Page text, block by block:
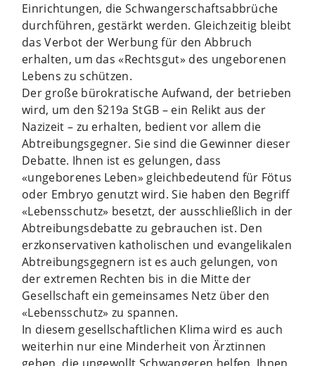
Einrichtungen, die Schwangerschaftsabbrüche
durchführen, gestärkt werden. Gleichzeitig bleibt
das Verbot der Werbung für den Abbruch
erhalten, um das «Rechtsgut» des ungeborenen
Lebens zu schützen.
Der große bürokratische Aufwand, der betrieben
wird, um den §219a StGB – ein Relikt aus der
Nazizeit – zu erhalten, bedient vor allem die
Abtreibungsgegner. Sie sind die Gewinner dieser
Debatte. Ihnen ist es gelungen, dass
«ungeborenes Leben» gleichbedeutend für Fötus
oder Embryo genutzt wird. Sie haben den Begriff
«Lebensschutz» besetzt, der ausschließlich in der
Abtreibungsdebatte zu gebrauchen ist. Den
erzkonservativen katholischen und evangelikalen
Abtreibungsgegnern ist es auch gelungen, von
der extremen Rechten bis in die Mitte der
Gesellschaft ein gemeinsames Netz über den
«Lebensschutz» zu spannen.
In diesem gesellschaftlichen Klima wird es auch
weiterhin nur eine Minderheit von Ärztinnen